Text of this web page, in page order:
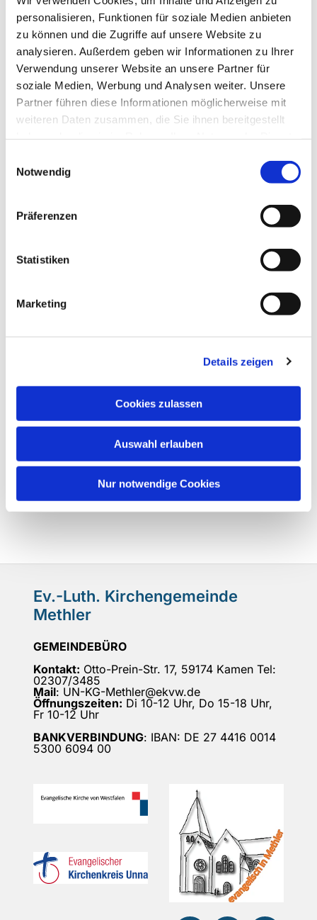
personalisieren, Funktionen für soziale Medien anbieten
zu können und die Zugriffe auf unsere Website zu
analysieren. Außerdem geben wir Informationen zu Ihrer
Verwendung unserer Website an unsere Partner für
soziale Medien, Werbung und Analysen weiter. Unsere
Partner führen diese Informationen möglicherweise mit
weiteren Daten zusammen, die Sie ihnen bereitgestellt
Notwendig
Präferenzen
Statistiken
Marketing
Details zeigen
Cookies zulassen
Auswahl erlauben
Nur notwendige Cookies
Dies könnte Sie auch
Ev.-Luth. Kirchengemeinde
Methler
GEMEINDEBÜRO
Kontakt: Otto-Prein-Str. 17, 59174 Kamen Tel:
02307/3485
Mail: UN-KG-Methler@ekvw.de
Öffnungszeiten: Di 10-12 Uhr, Do 15-18 Uhr,
Fr 10-12 Uhr
BANKVERBINDUNG: IBAN: DE 27 4416 0014
5300 6094 00